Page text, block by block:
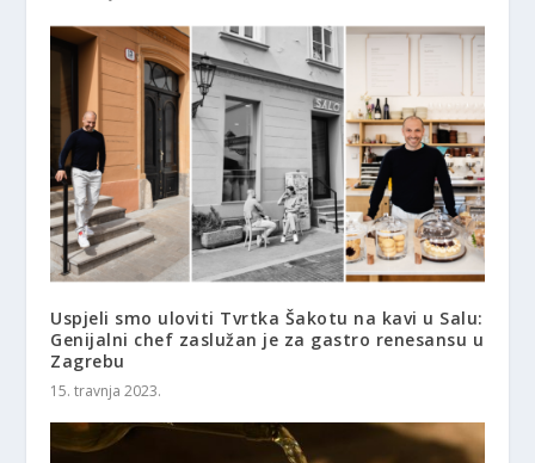
Uspjeli smo uloviti Tvrtka Šakotu na kavi u Salu:
Genijalni chef zaslužan je za gastro renesansu u
Zagrebu
15. travnja 2023.